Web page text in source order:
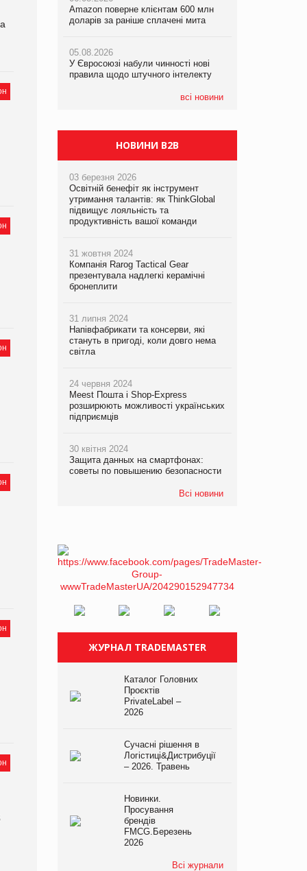
Amazon поверне клієнтам 600 млн
доларів за раніше сплачені мита
05.08.2026
У Євросоюзі набули чинності нові
правила щодо штучного інтелекту
всі новини
правила щодо штучного інтелекту
Рекламна платформа вимагає від
Google компенсацію за втрату 6,9
трлн рекламних показів
правила щодо штучного інтелекту
Рекламна платформа вимагає від
Google компенсацію за втрату 6,9
трлн рекламних показів
НОВИНИ B2B
03 березня 2026
Освітній бенефіт як інструмент
утримання талантів: як ThinkGlobal
підвищує лояльність та
продуктивність вашої команди
31 жовтня 2024
Компанія Rarog Tactical Gear
презентувала надлегкі керамічні
бронеплити
31 липня 2024
Напівфабрикати та консерви, які
стануть в пригоді, коли довго нема
світла
24 червня 2024
Meest Пошта і Shop-Express
розширюють можливості українських
підприємців
30 квітня 2024
Защита данных на смартфонах:
советы по повышению безопасности
Всі новини
ЖУРНАЛ TRADEMASTER
Каталог Головних
Проєктів
PrivateLabel –
2026
Сучасні рішення в
Логістиці&Дистрибуції
– 2026. Травень
Новинки.
Просування
брендів
FMCG.Березень
2026
Всі журнали